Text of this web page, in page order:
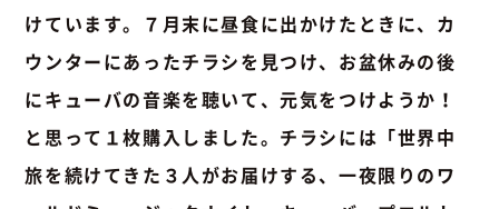
けています。７月末に昼食に出かけたときに、カ
ウンターにあったチラシを見つけ、お盆休みの後
にキューバの音楽を聴いて、元気をつけようか！
と思って１枚購入しました。チラシには「世界中
旅を続けてきた３人がお届けする、一夜限りのワ